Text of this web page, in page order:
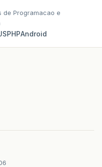
de Programacao e
PHPAndroid